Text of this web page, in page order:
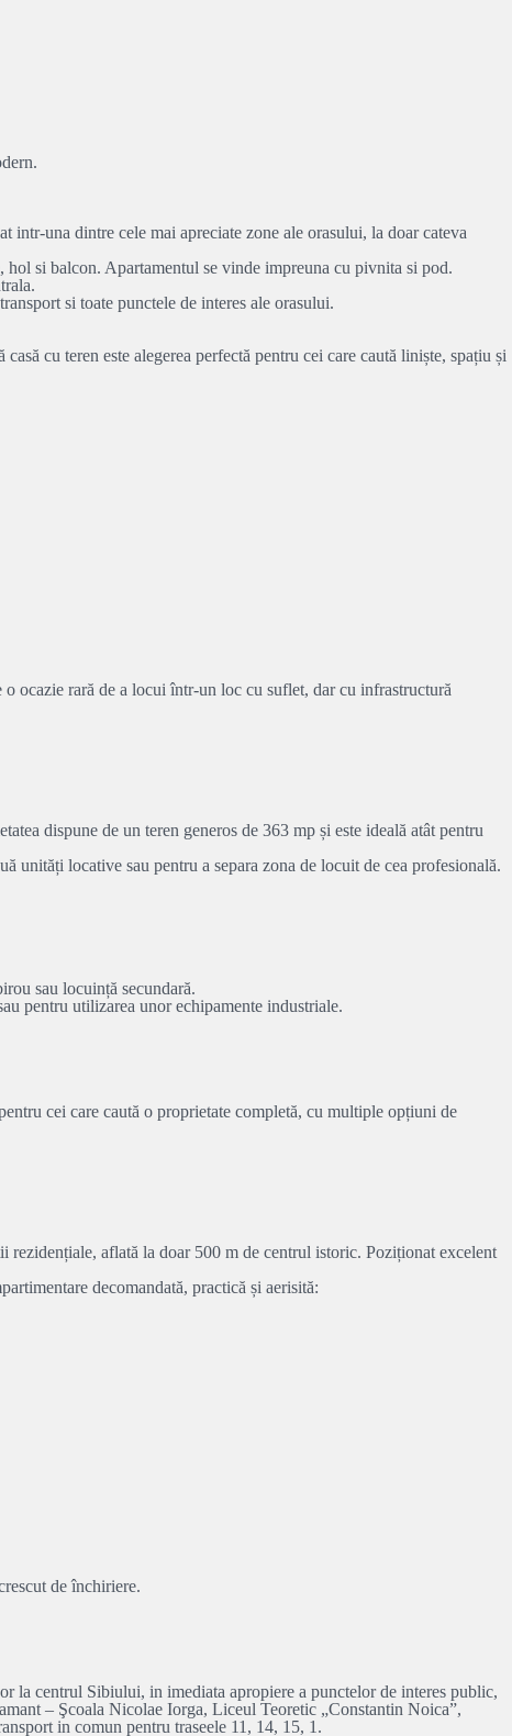
una dintre cele mai apreciate zone ale orasului, la doar cateva
si balcon. Apartamentul se vinde impreuna cu pivnita si pod.
si toate punctele de interes ale orasului.
cu teren este alegerea perfectă pentru cei care caută liniște, spațiu și
ocazie rară de a locui într-un loc cu suflet, dar cu infrastructură
dispune de un teren generos de 363 mp și este ideală atât pentru
unități locative sau pentru a separa zona de locuit de cea profesională.
sau locuință secundară.
pentru utilizarea unor echipamente industriale.
cei care caută o proprietate completă, cu multiple opțiuni de
aflată la doar 500 m de centrul istoric. Poziționat excelent
decomandată, practică și aerisită:
de închiriere.
centrul Sibiului, in imediata apropiere a punctelor de interes public,
– Şcoala Nicolae Iorga, Liceul Teoretic „Constantin Noica”,
in comun pentru traseele 11, 14, 15, 1.